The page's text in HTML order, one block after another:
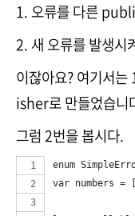
1. 오류를 다른
2. 새 오류를 발생시
이잖아요? 여기서
isher로 만들었습니
그럼 2번을 봅시다.
enum
var numbers